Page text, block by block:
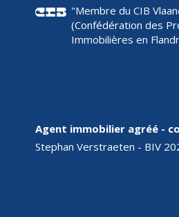
"Membre du CIB
(Confédération des
Immobilières en
Agent immobilier agréé -
Stephan Verstraeten - BIV